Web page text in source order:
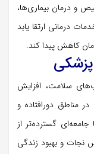
و درمان بیماری‌ها،
درمانی ارتقا یابد
کاهش پیدا کند.
سلامت، افزایش
مناطق دورافتاده و
گسترده‌تر از
نجات و بهبود زندگی